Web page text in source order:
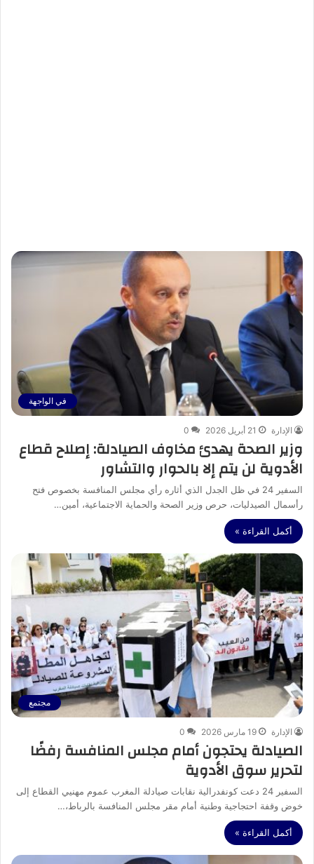
في الواجهة
الإدارة 21 أبريل 2026 0
وزير الصحة يهدئ مخاوف الصيادلة: إصلاح قطاع
الأدوية لن يتم إلا بالحوار والتشاور
السفير 24 في ظل الجدل الذي أثاره رأي مجلس المنافسة بخصوص فتح
رأسمال الصيدليات، حرص وزير الصحة والحماية الاجتماعية، أمين…
أكمل القراءة »
مجتمع
الإدارة 19 مارس 2026 0
الصيادلة يحتجون أمام مجلس المنافسة رفضًا
لتحرير سوق الأدوية
السفير 24 دعت كونفدرالية نقابات صيادلة المغرب عموم مهنيي القطاع إلى
خوض وقفة احتجاجية وطنية أمام مقر مجلس المنافسة بالرباط،…
أكمل القراءة »